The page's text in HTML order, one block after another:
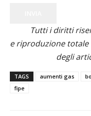
Tutti i diritti
e riproduzione
degli
TAGS aumenti gas
fipe